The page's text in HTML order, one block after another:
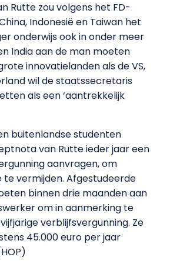
Rutte zou volgens het FD-
Indonesië en Taiwan het
onderwijs ook in onder meer
India aan de man moeten
innovatielanden als de VS,
wil de staatssecretaris
als een ‘aantrekkelijk
buitenlandse studenten
van Rutte ieder jaar een
aanvragen, om
vermijden. Afgestudeerde
binnen drie maanden aan
om in aanmerking te
verblijfsvergunning. Ze
45.000 euro per jaar